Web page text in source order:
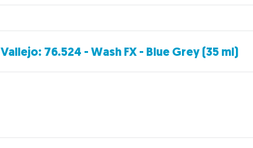
Vallejo: 76.524 - Wash FX - Blue Grey (35 ml)